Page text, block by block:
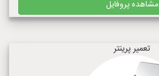
مشاهده پروفایل
تعمیر پرینتر